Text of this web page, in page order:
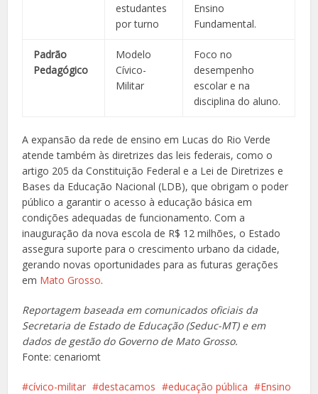
estudantes
por turno
Ensino
Fundamental.
Padrão
Pedagógico
Modelo
Cívico-
Militar
Foco no
desempenho
escolar e na
disciplina do aluno.
A expansão da rede de ensino em Lucas do Rio Verde
atende também às diretrizes das leis federais, como o
artigo 205 da Constituição Federal e a Lei de Diretrizes e
Bases da Educação Nacional (LDB), que obrigam o poder
público a garantir o acesso à educação básica em
condições adequadas de funcionamento. Com a
inauguração da nova escola de R$ 12 milhões, o Estado
assegura suporte para o crescimento urbano da cidade,
gerando novas oportunidades para as futuras gerações
em Mato Grosso.
Reportagem baseada em comunicados oficiais da
Secretaria de Estado de Educação (Seduc-MT) e em
dados de gestão do Governo de Mato Grosso.
Fonte: cenariomt
cívico-militar destacamos educação pública Ensino